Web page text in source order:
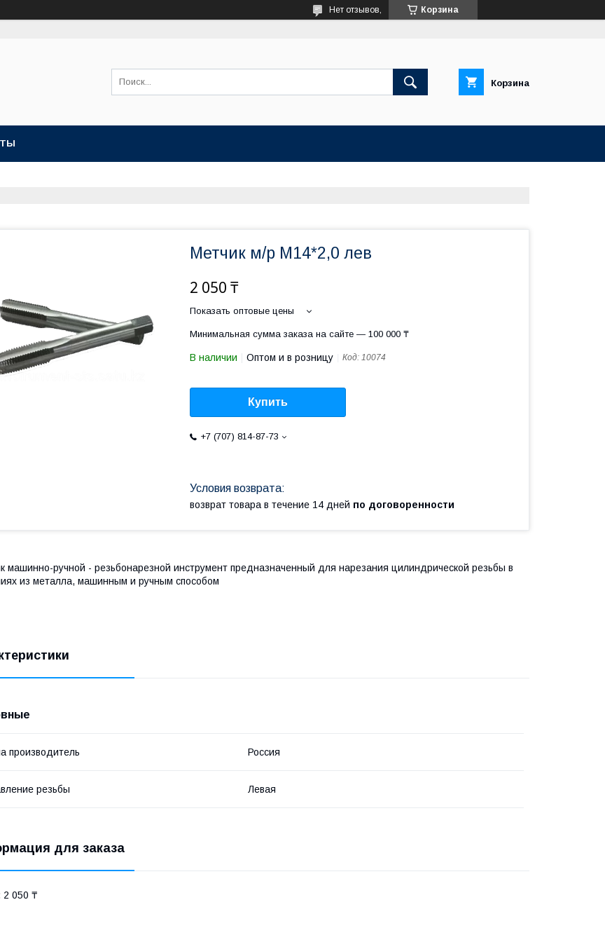
Корзина
Нет отзывов,
Корзина
Метчик м/р М14*2,0 лев
2 050 ₸
Показать оптовые цены
Минимальная сумма заказа на сайте — 100 000 ₸
В наличии Оптом и в розницу Код: 10074
Купить
+7 (707) 814-87-73
возврат товара в течение 14 дней по договоренности
машинно-ручной - резьбонарезной инструмент предназначенный для нарезания цилиндрической резьбы в
из металла, машинным и ручным способом
производитель Россия
резьбы Левая
для заказа
2 050 ₸